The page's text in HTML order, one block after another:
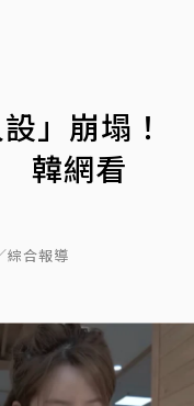
」崩塌！
韓網看
綜合報導